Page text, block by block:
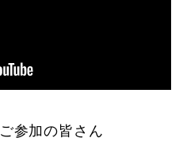
ご参加の皆さん